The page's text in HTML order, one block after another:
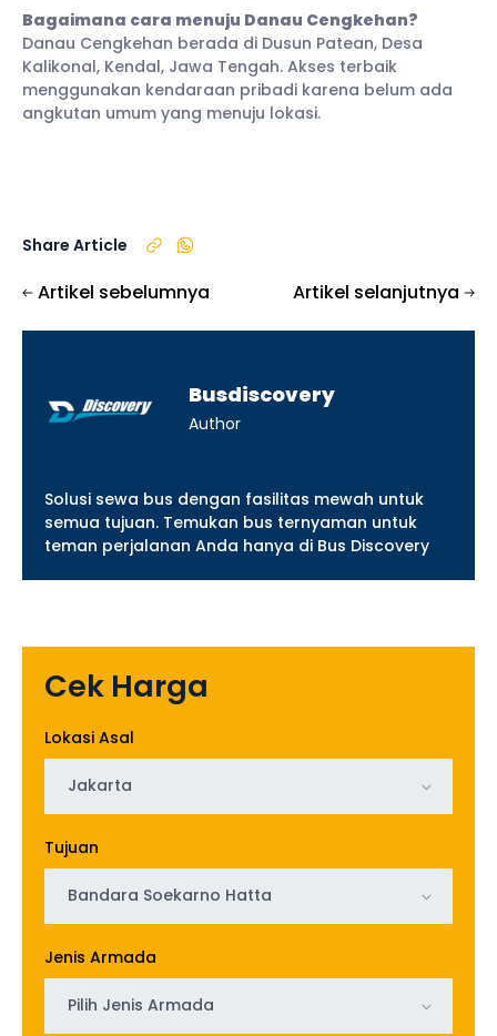
Bagaimana cara menuju Danau Cengkehan?
Danau Cengkehan berada di Dusun Patean, Desa
Kalikonal, Kendal, Jawa Tengah. Akses terbaik
menggunakan kendaraan pribadi karena belum ada
angkutan umum yang menuju lokasi.
Share Article
Artikel sebelumnya Artikel selanjutnya
Busdiscovery
Author
Solusi sewa bus dengan fasilitas mewah untuk
semua tujuan. Temukan bus ternyaman untuk
teman perjalanan Anda hanya di Bus Discovery
Cek Harga
Lokasi Asal
Jakarta
Tujuan
Bandara Soekarno Hatta
Jenis Armada
Pilih Jenis Armada